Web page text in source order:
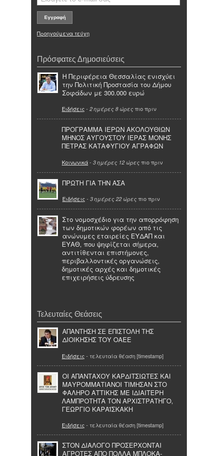
Προηγούμενα τεύχη
Πρόσφατες Δημοσιεύσεις
Η Περιφέρεια Θεσσαλίας ενισχύει
την Πολιτική Προστασία του Δήμου
Σοφάδων με 300.000 ευρώ
Ειδήσεις - 2 ημέρες 8 ώρες πιο πριν
ΠΡΟΓΡΑΜΜΑ ΙΕΡΩΝ ΑΚΟΛΟΥΘΙΩΝ
ΜΗΝΟΣ ΑΥΓΟΥΣΤΟΥ ΙΕΡΑΣ ΜΟΝΗΣ
ΠΕΤΡΑΣ ΚΑΤΑΦΥΓΙΟΥ ΑΓΡΑΦΩΝ
Κοινωνικά- 3 ημέρες 12 ώρες πιο πριν
ΠΡΩΤΗ ΓΙΑ ΤΗΝ ΑΣΑ
Ειδήσεις - 3 ημέρες 22 ώρες πιο πριν
Στο νομοσχέδιο για την απορρόφηση
των δημοτικών φορέων από τις
ανώνυμες εταιρείες ΕΥΔΑΠ και
ΕΥΑΘ, που ψηφίζεται σήμερα,
αντιτίθενται επιστήμονες,
περιβαλλοντικές οργανώσεις,
δημοτικές αρχές και δημοτικές
επιχειρήσεις ύδρευσης
Τελευταίες Θεάσεις
ΑΠΑΝΤΗΣΗ ΣΕ ΕΠΙΣΤΟΛΗ ΤΗΣ
ΔΙΟΙΚΗΣΗΣ ΤΟΥ ΟΑΕΕ
Ειδήσεις - τελευταία θέαση [timestamp]
ΟΙ ΑΠΑΝΤΑΧΟΥ ΚΑΡΔΙΤΣΙΩΤΕΣ ΚΑΙ
ΜΑΥΡΟΜΜΑΤΙΑΝΟΙ ΤΙΜΗΣΑΝ ΣΤΟ
ΦΑΛΗΡΟ ΑΤΤΙΚΗΣ ΜΕ ΙΔΙΑΙΤΕΡΗ
ΛΑΜΠΡΟΤΗΤΑ ΤΟΝ ΑΡΧΙΣΤΡΑΤΗΓΟ,
ΓΕΩΡΓΙΟ ΚΑΡΑΪΣΚΑΚΗ
Ειδήσεις - τελευταία θέαση [timestamp]
ΣΤΟΝ ΔΙΑΛΟΓΟ ΠΡΟΣΕΡΧΟΝΤΑΙ
ΑΓΡΟΤΕΣ ΑΠΟ ΠΟΛΛΑ ΜΠΛΟΚΑ-